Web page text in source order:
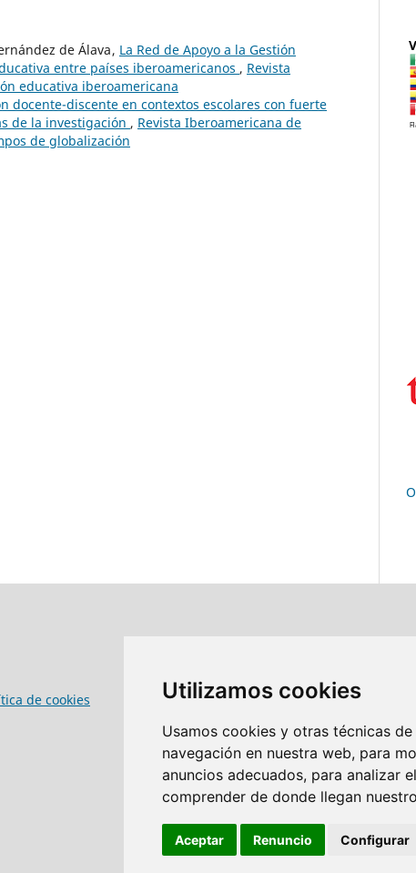
Utilizamos cookies
Usamos cookies y otras técnicas
navegación en nuestra web, para
anuncios adecuados, para analizar
comprender de donde llegan
Aceptar Renuncio Configurar
de Álava , La Red de Apoyo a la Gestión
entre países iberoamericanos , Revista
educativa iberoamericana
docente-discente en contextos escolares con fuerte
de la investigación , Revista Iberoamericana de
de globalización
de cookies